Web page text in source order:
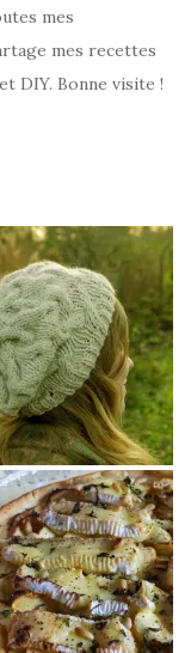
mes
mes recettes
DIY. Bonne visite !